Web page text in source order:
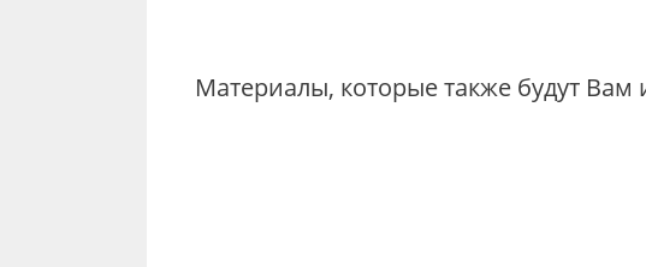
Материалы, которые также будут Вам